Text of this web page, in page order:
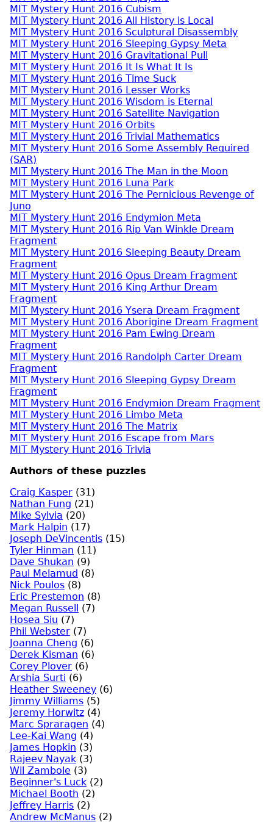
MIT Mystery Hunt 2016 Cubism
MIT Mystery Hunt 2016 All History is Local
MIT Mystery Hunt 2016 Sculptural Disassembly
MIT Mystery Hunt 2016 Sleeping Gypsy Meta
MIT Mystery Hunt 2016 Gravitational Pull
MIT Mystery Hunt 2016 It Is What It Is
MIT Mystery Hunt 2016 Time Suck
MIT Mystery Hunt 2016 Lesser Works
MIT Mystery Hunt 2016 Wisdom is Eternal
MIT Mystery Hunt 2016 Satellite Navigation
MIT Mystery Hunt 2016 Orbits
MIT Mystery Hunt 2016 Trivial Mathematics
MIT Mystery Hunt 2016 Some Assembly Required
(SAR)
MIT Mystery Hunt 2016 The Man in the Moon
MIT Mystery Hunt 2016 Luna Park
MIT Mystery Hunt 2016 The Pernicious Revenge of
Juno
MIT Mystery Hunt 2016 Endymion Meta
MIT Mystery Hunt 2016 Rip Van Winkle Dream
Fragment
MIT Mystery Hunt 2016 Sleeping Beauty Dream
Fragment
MIT Mystery Hunt 2016 Opus Dream Fragment
MIT Mystery Hunt 2016 King Arthur Dream
Fragment
MIT Mystery Hunt 2016 Ysera Dream Fragment
MIT Mystery Hunt 2016 Aborigine Dream Fragment
MIT Mystery Hunt 2016 Pam Ewing Dream
Fragment
MIT Mystery Hunt 2016 Randolph Carter Dream
Fragment
MIT Mystery Hunt 2016 Sleeping Gypsy Dream
Fragment
MIT Mystery Hunt 2016 Endymion Dream Fragment
MIT Mystery Hunt 2016 Limbo Meta
MIT Mystery Hunt 2016 The Matrix
MIT Mystery Hunt 2016 Escape from Mars
MIT Mystery Hunt 2016 Trivia
Authors of these puzzles
Craig Kasper (31)
Nathan Fung (21)
Mike Sylvia (20)
Mark Halpin (17)
Joseph DeVincentis (15)
Tyler Hinman (11)
Dave Shukan (9)
Paul Melamud (8)
Nick Poulos (8)
Eric Prestemon (8)
Megan Russell (7)
Hosea Siu (7)
Phil Webster (7)
Joanna Cheng (6)
Derek Kisman (6)
Corey Plover (6)
Arshia Surti (6)
Heather Sweeney (6)
Jimmy Williams (5)
Jeremy Horwitz (4)
Marc Spraragen (4)
Lee-Kai Wang (4)
James Hopkin (3)
Rajeev Nayak (3)
Wil Zambole (3)
Beginner's Luck (2)
Michael Booth (2)
Jeffrey Harris (2)
Andrew McManus (2)